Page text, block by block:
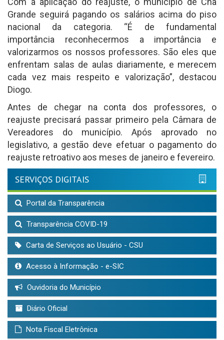
Grande seguirá pagando os salários acima do piso
nacional da categoria. “É de fundamental
importância reconhecermos a importância e
valorizarmos os nossos professores. São eles que
enfrentam salas de aulas diariamente, e merecem
cada vez mais respeito e valorização”, destacou
Diogo.
Antes de chegar na conta dos professores, o
reajuste precisará passar primeiro pela Câmara de
Vereadores do município. Após aprovado no
legislativo, a gestão deve efetuar o pagamento do
reajuste retroativo aos meses de janeiro e fevereiro.
SERVIÇOS DIGITAIS
Portal da Transparência
Transparência COVID-19
Carta de Serviços ao Usuário - CSU
Acesso à Informação - e-SIC
Ouvidoria do Município
Diário Oficial
Nota Fiscal Eletrônica